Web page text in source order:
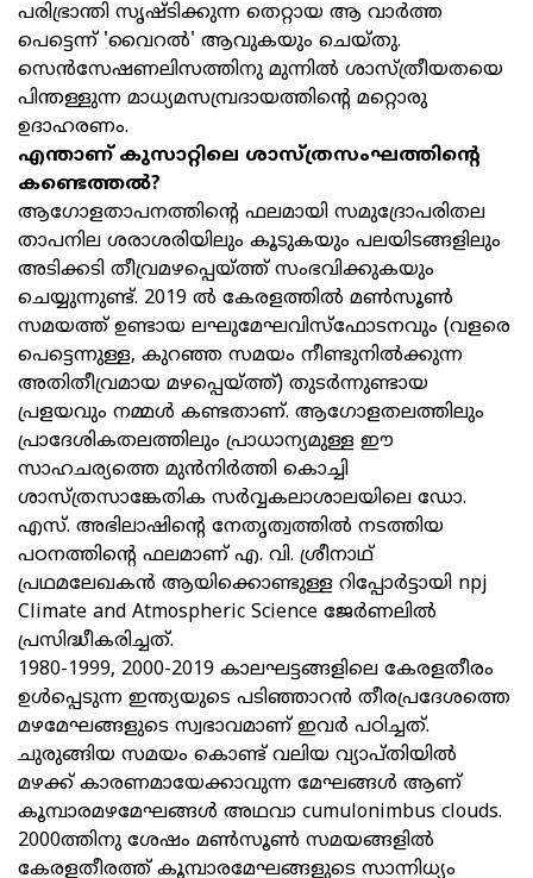
പരിഭ്രാന്തി സൃഷ്ടിക്കുന്ന തെറ്റായ ആ വാർത്ത
പെട്ടെന്ന് 'വൈറൽ' ആവുകയും ചെയ്തു.
സെൻസേഷണലിസത്തിനു മുന്നിൽ ശാസ്ത്രീയതയെ
പിന്തള്ളുന്ന മാധ്യമസമ്പ്രദായത്തിന്റെ മറ്റൊരു
ഉദാഹരണം.
എന്താണ് കുസാറ്റിലെ ശാസ്ത്രസംഘത്തിന്റെ
കണ്ടെത്തൽ?
ആഗോളതാപനത്തിന്റെ ഫലമായി സമുദ്രോപരിതല
താപനില ശരാശരിയിലും കൂടുകയും പലയിടങ്ങളിലും
അടിക്കടി തീവ്രമഴപ്പെയ്ത്ത് സംഭവിക്കുകയും
ചെയ്യുന്നുണ്ട്. 2019 ൽ കേരളത്തിൽ മൺസൂൺ
സമയത്ത് ഉണ്ടായ ലഘുമേഘവിസ്ഫോടനവും (വളരെ
പെട്ടെന്നുള്ള, കുറഞ്ഞ സമയം നീണ്ടുനിൽക്കുന്ന
അതിതീവ്രമായ മഴപ്പെയ്ത്ത്) തുടർന്നുണ്ടായ
പ്രളയവും നമ്മൾ കണ്ടതാണ്. ആഗോളതലത്തിലും
പ്രാദേശികതലത്തിലും പ്രാധാന്യമുള്ള ഈ
സാഹചര്യത്തെ മുൻനിർത്തി കൊച്ചി
ശാസ്ത്രസാങ്കേതിക സർവ്വകലാശാലയിലെ ഡോ.
എസ്. അഭിലാഷിന്റെ നേതൃത്വത്തിൽ നടത്തിയ
പഠനത്തിന്റെ ഫലമാണ് എ. വി. ശ്രീനാഥ്
പ്രഥമലേഖകൻ ആയിക്കൊണ്ടുള്ള റിപ്പോർട്ടായി npj
Climate and Atmospheric Science ജേർണലിൽ
പ്രസിദ്ധീകരിച്ചത്.
1980-1999, 2000-2019 കാലഘട്ടങ്ങളിലെ കേരളതീരം
ഉൾപ്പെടുന്ന ഇന്ത്യയുടെ പടിഞ്ഞാറൻ തീരപ്രദേശത്തെ
മഴമേഘങ്ങളുടെ സ്വഭാവമാണ് ഇവർ പഠിച്ചത്.
ചുരുങ്ങിയ സമയം കൊണ്ട് വലിയ വ്യാപ്തിയിൽ
മഴക്ക് കാരണമായേക്കാവുന്ന മേഘങ്ങൾ ആണ്
കൂമ്പാരമഴമേഘങ്ങൾ അഥവാ cumulonimbus clouds.
2000ത്തിനു ശേഷം മൺസൂൺ സമയങ്ങളിൽ
കേരളതീരത്ത് കൂമ്പാരമേഘങ്ങളുടെ സാന്നിധ്യം